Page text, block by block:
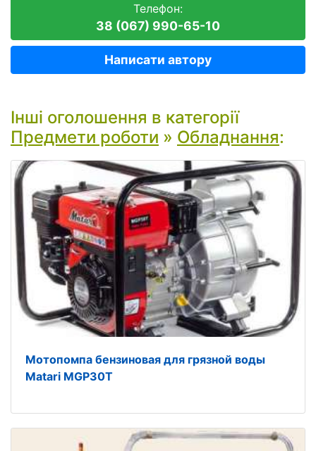
Телефон:
38 (067) 990-65-10
Написати автору
Інші оголошення в категорії
Предмети роботи » Обладнання:
Мотопомпа бензиновая для грязной воды
Matari MGP30Т